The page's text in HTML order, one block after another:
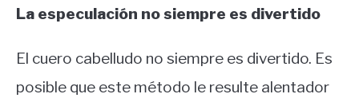
La especulación no siempre es divertido
El cuero cabelludo no siempre es divertido. Es
posible que este método le resulte alentador